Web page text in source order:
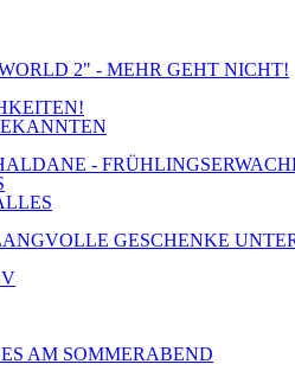
2" - MEHR GEHT NICHT!
-
GESCHENKE
AM SOMMERABEND